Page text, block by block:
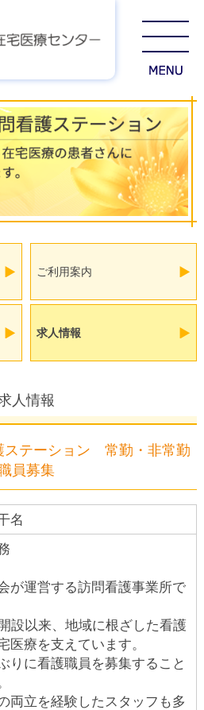
ご利用案内
求人情報
人情報
ステーション 常勤・非常勤
員募集
名
が運営する訪問看護事業所で
設以来、地域に根ざした看護
医療を支えています。
りに看護職員を募集すること
両立を経験したスタッフも多